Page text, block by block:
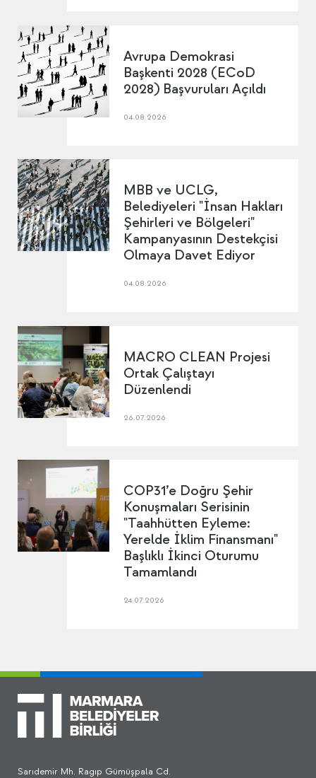
Avrupa Demokrasi
Başkenti 2028 (ECoD
2028) Başvuruları Açıldı
04.08.2026
MBB ve UCLG,
Belediyeleri "İnsan Hakları
Şehirleri ve Bölgeleri"
Kampanyasının Destekçisi
Olmaya Davet Ediyor
04.08.2026
MACRO CLEAN Projesi
Ortak Çalıştayı
Düzenlendi
26.07.2026
COP31’e Doğru Şehir
Konuşmaları Serisinin
"Taahhütten Eyleme:
Yerelde İklim Finansmanı"
Başlıklı İkinci Oturumu
Tamamlandı
24.07.2026
Sarıdemir Mh. Ragıp Gümüşpala Cd.